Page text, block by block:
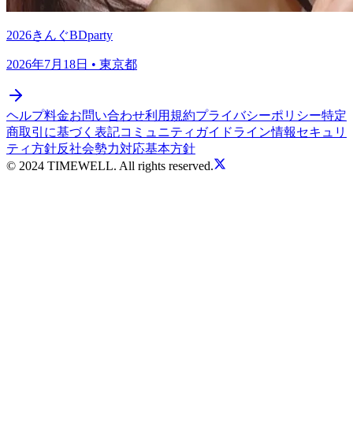
2026きんぐBDparty
2026年7月18日 • 東京都
ヘルプ料金お問い合わせ利用規約プライバシーポリシー特定
商取引に基づく表記コミュニティガイドライン情報セキュリ
ティ方針反社会勢力対応基本方針
© 2024 TIMEWELL. All rights reserved.